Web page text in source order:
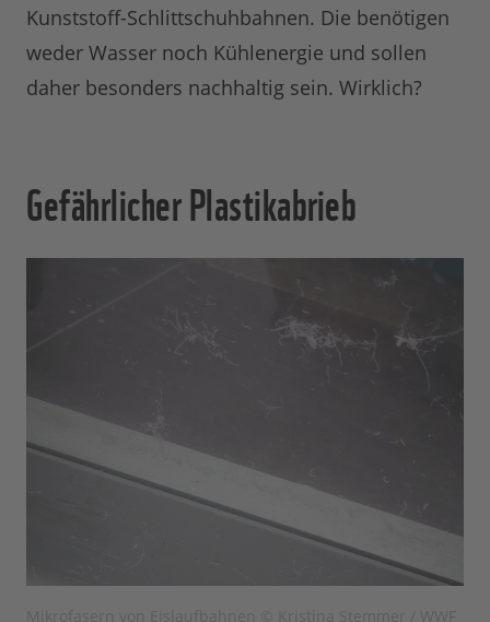
Kunststoff-Schlittschuhbahnen. Die benötigen
weder Wasser noch Kühlenergie und sollen
daher besonders nachhaltig sein. Wirklich?
Gefährlicher Plastikabrieb